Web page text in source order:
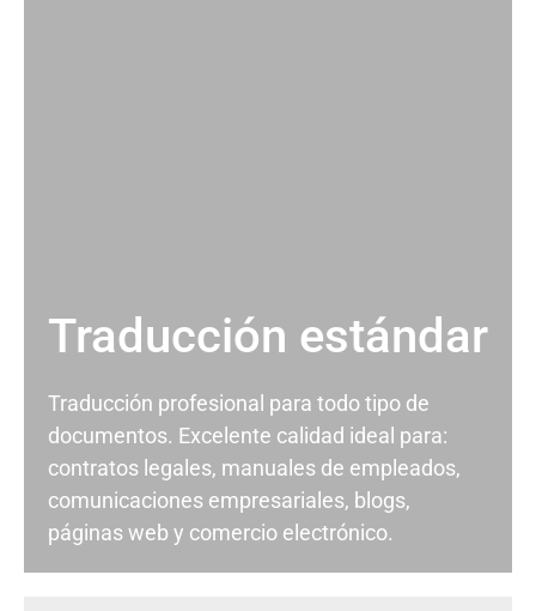
Traducción estándar
Traducción profesional para todo tipo de
documentos. Excelente calidad ideal para:
contratos legales, manuales de empleados,
comunicaciones empresariales, blogs,
páginas web y comercio electrónico.